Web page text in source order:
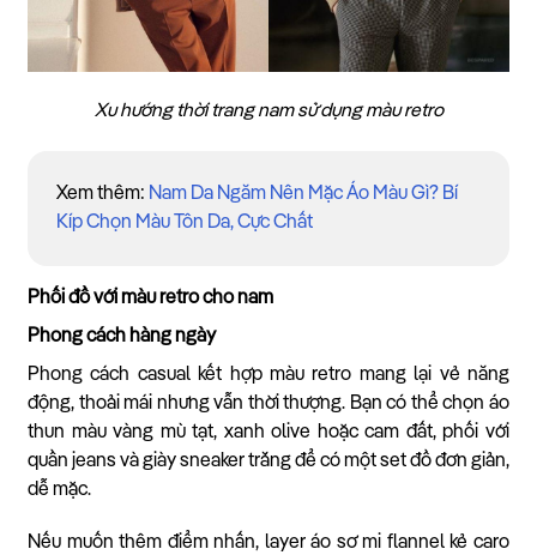
Xu hướng thời trang nam sử dụng màu retro
Xem thêm: Nam Da Ngăm Nên Mặc Áo Màu Gì? Bí
Kíp Chọn Màu Tôn Da, Cực Chất
Phối đồ với màu retro cho nam
Phong cách hàng ngày
Phong cách casual kết hợp màu retro mang lại vẻ năng
động, thoải mái nhưng vẫn thời thượng. Bạn có thể chọn áo
thun màu vàng mù tạt, xanh olive hoặc cam đất, phối với
quần jeans và giày sneaker trắng để có một set đồ đơn giản,
dễ mặc.
Nếu muốn thêm điểm nhấn, layer áo sơ mi flannel kẻ caro